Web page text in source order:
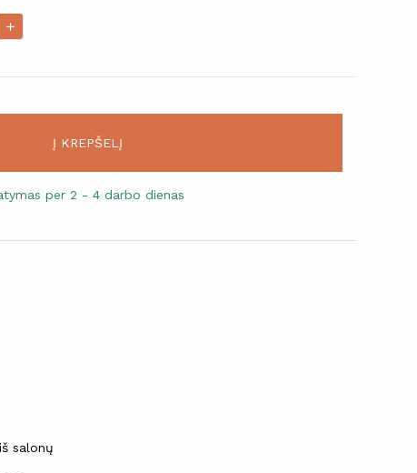
Į KREPŠELĮ
per 2 - 4 darbo dienas
salonų